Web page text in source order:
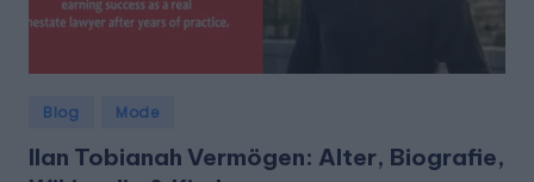
Posted
Blog Mode
Ilan Tobianah Vermögen: Alter, Biografie,